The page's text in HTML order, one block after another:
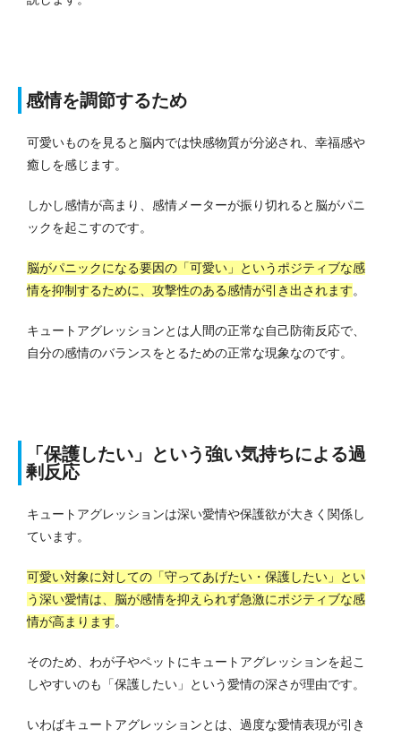
感情を調節するため
可愛いものを見ると脳内では快感物質が分泌され、幸福感や
癒しを感じます。
しかし感情が高まり、感情メーターが振り切れると脳がパニ
ックを起こすのです。
脳がパニックになる要因の「可愛い」というポジティブな感
情を抑制するために、攻撃性のある感情が引き出されます。
キュートアグレッションとは人間の正常な自己防衛反応で、
自分の感情のバランスをとるための正常な現象なのです。
「保護したい」という強い気持ちによる過
剰反応
キュートアグレッションは深い愛情や保護欲が大きく関係し
ています。
可愛い対象に対しての「守ってあげたい・保護したい」とい
う深い愛情は、脳が感情を抑えられず急激にポジティブな感
情が高まります。
そのため、わが子やペットにキュートアグレッションを起こ
しやすいのも「保護したい」という愛情の深さが理由です。
いわばキュートアグレッションとは、過度な愛情表現が引き